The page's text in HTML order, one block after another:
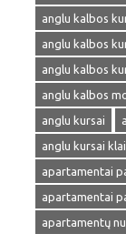
anglu kalbos
anglu kalbos
anglu kalbos
anglu kalbos
anglu kursai
anglu kursai
apartamentai
apartamentai
apartamentų